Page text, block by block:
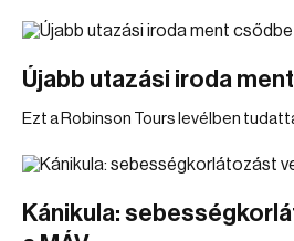
Újabb utazási iroda
Ezt a Robinson Tours levélben
Kánikula: